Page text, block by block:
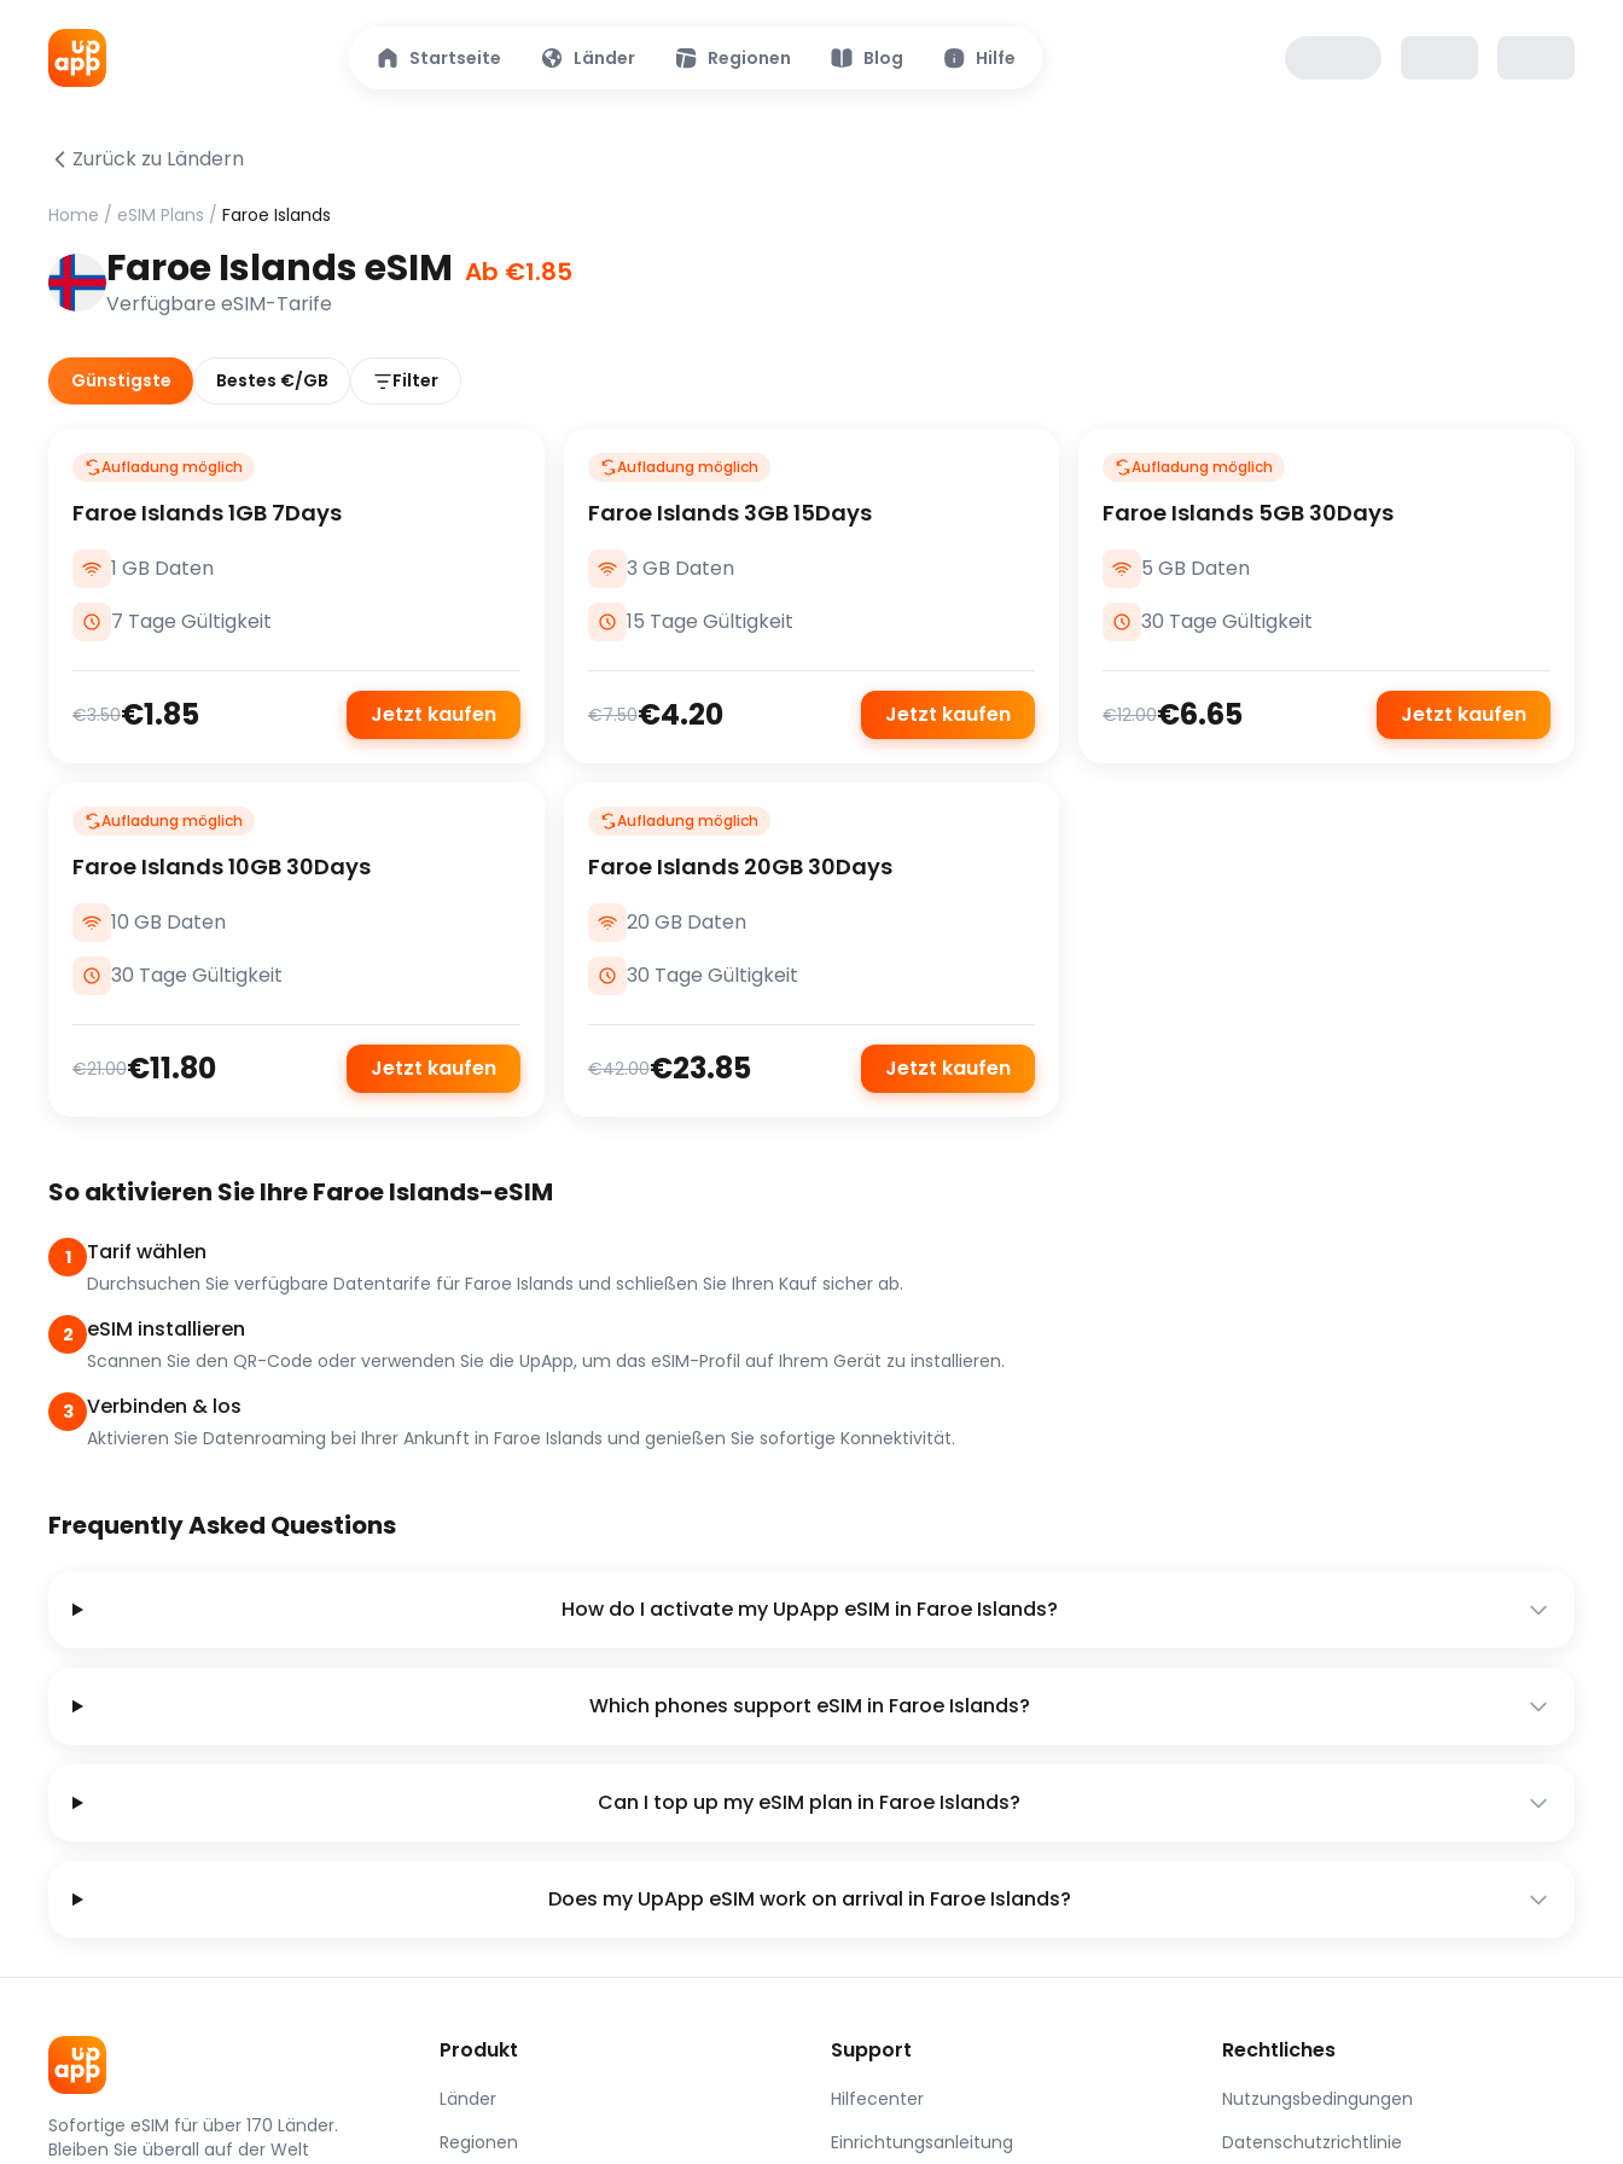
Startseite Länder Regionen Blog Hilfe
Zurück zu Ländern
Home / eSIM Plans / Faroe Islands
Faroe Islands eSIM Ab €1.85
Verfügbare eSIM-Tarife
Günstigste Bestes €/GB Filter
Aufladung möglich
Faroe Islands 1GB 7Days
1 GB Daten
7 Tage Gültigkeit
€3.50€1.85 Jetzt kaufen
Aufladung möglich
Faroe Islands 3GB 15Days
3 GB Daten
15 Tage Gültigkeit
€7.50€4.20 Jetzt kaufen
Aufladung möglich
Faroe Islands 5GB 30Days
5 GB Daten
30 Tage Gültigkeit
€12.00€6.65 Jetzt kaufen
Aufladung möglich
Faroe Islands 10GB 30Days
10 GB Daten
30 Tage Gültigkeit
€21.00€11.80 Jetzt kaufen
Aufladung möglich
Faroe Islands 20GB 30Days
20 GB Daten
30 Tage Gültigkeit
€42.00€23.85 Jetzt kaufen
So aktivieren Sie Ihre Faroe Islands-eSIM
1 Tarif wählen
Durchsuchen Sie verfügbare Datentarife für Faroe Islands und schließen Sie Ihren Kauf sicher ab.
2 eSIM installieren
Scannen Sie den QR-Code oder verwenden Sie die UpApp, um das eSIM-Profil auf Ihrem Gerät zu installieren.
3 Verbinden & los
Aktivieren Sie Datenroaming bei Ihrer Ankunft in Faroe Islands und genießen Sie sofortige Konnektivität.
Frequently Asked Questions
How do I activate my UpApp eSIM in Faroe Islands?
Which phones support eSIM in Faroe Islands?
Can I top up my eSIM plan in Faroe Islands?
Does my UpApp eSIM work on arrival in Faroe Islands?
Sofortige eSIM für über 170 Länder.
Bleiben Sie überall auf der Welt
Produkt
Länder
Regionen
Support
Hilfecenter
Einrichtungsanleitung
Rechtliches
Nutzungsbedingungen
Datenschutzrichtlinie